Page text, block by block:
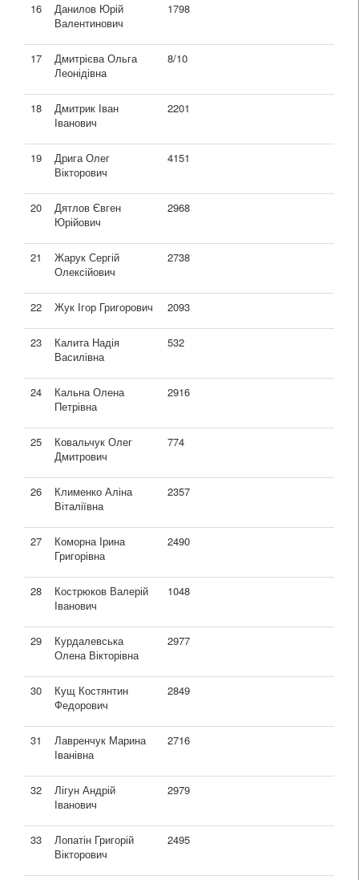
16
Данилов Юрій
Валентинович
1798
17
Дмитрієва Ольга
Леонідівна
8/10
18
Дмитрик Іван
Іванович
2201
19
Дрига Олег
Вікторович
4151
20
Дятлов Євген
Юрійович
2968
21
Жарук Сергій
Олексійович
2738
22 Жук Ігор Григорович 2093
23
Калита Надія
Василівна
532
24
Кальна Олена
Петрівна
2916
25
Ковальчук Олег
Дмитрович
774
26
Клименко Аліна
Віталіївна
2357
27
Коморна Ірина
Григорівна
2490
28
Кострюков Валерій
Іванович
1048
29
Курдалевська
Олена Вікторівна
2977
30
Кущ Костянтин
Федорович
2849
31
Лавренчук Марина
Іванівна
2716
32
Лігун Андрій
Іванович
2979
33
Лопатін Григорій
Вікторович
2495